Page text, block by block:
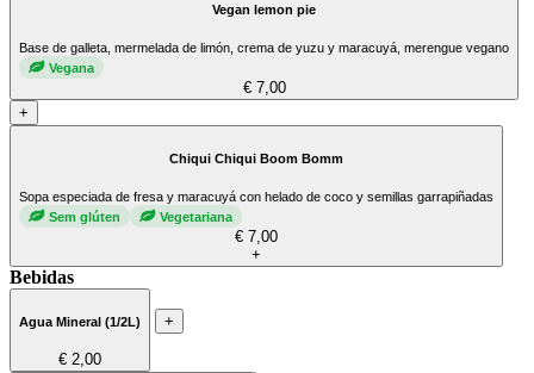
Vegan lemon pie
Base de galleta, mermelada de limón, crema de yuzu y maracuyá, merengue vegano
Vegana
€ 7,00
+
Chiqui Chiqui Boom Bomm
Sopa especiada de fresa y maracuyá con helado de coco y semillas garrapiñadas
Sem glúten
Vegetariana
€ 7,00
+
Bebidas
Agua Mineral (1/2L)
€ 2,00
+